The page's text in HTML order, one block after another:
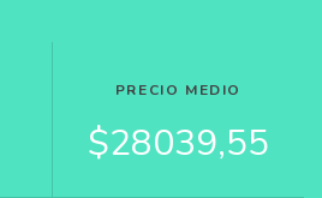
PRECIO MEDIO
$28039,55